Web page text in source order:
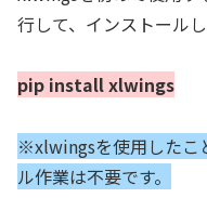
行して、インストールし
pip install xlwings
※xlwingsを使用したこ
ル作業は不要です。